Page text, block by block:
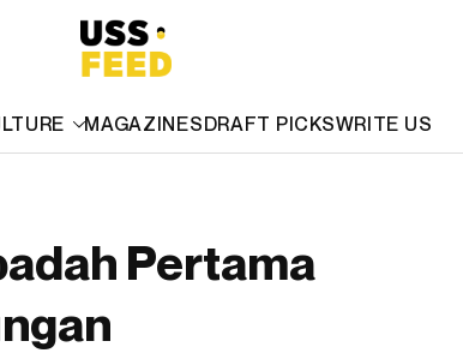
MAGAZINESDRAFT PICKSWRITE US
Pertama